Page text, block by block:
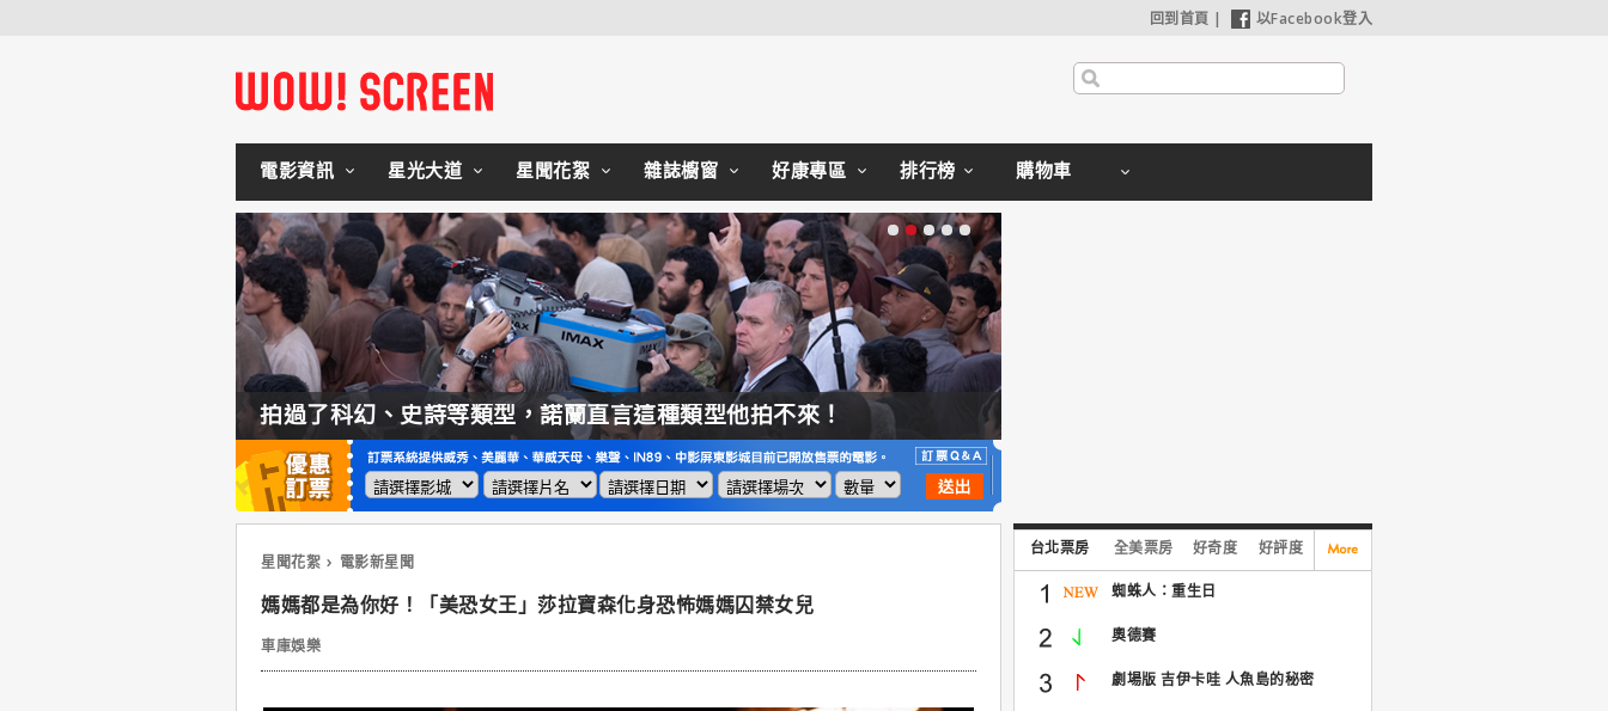
回到首頁 | 以Facebook登入
電影資訊 星光大道 星聞花絮 雜誌櫥窗 好康專區 排行榜 購物車
拍過了科幻、史詩等類型，諾蘭直言這種類型他拍不來！
星聞花絮 電影新星聞
媽媽都是為你好！「美恐女王」莎拉寶森化身恐怖媽媽囚禁女兒
車庫娛樂
台北票房 全美票房 好奇度 好評度
蜘蛛人：重生日
奧德賽
劇場版 吉伊卡哇 人魚島的秘密